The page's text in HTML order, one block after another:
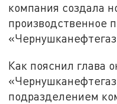
компания создала
производственное
Как пояснил глава
подразделением